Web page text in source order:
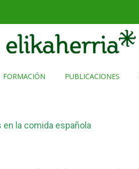
FORMACIÓN PUBLICACIONES
la comida española